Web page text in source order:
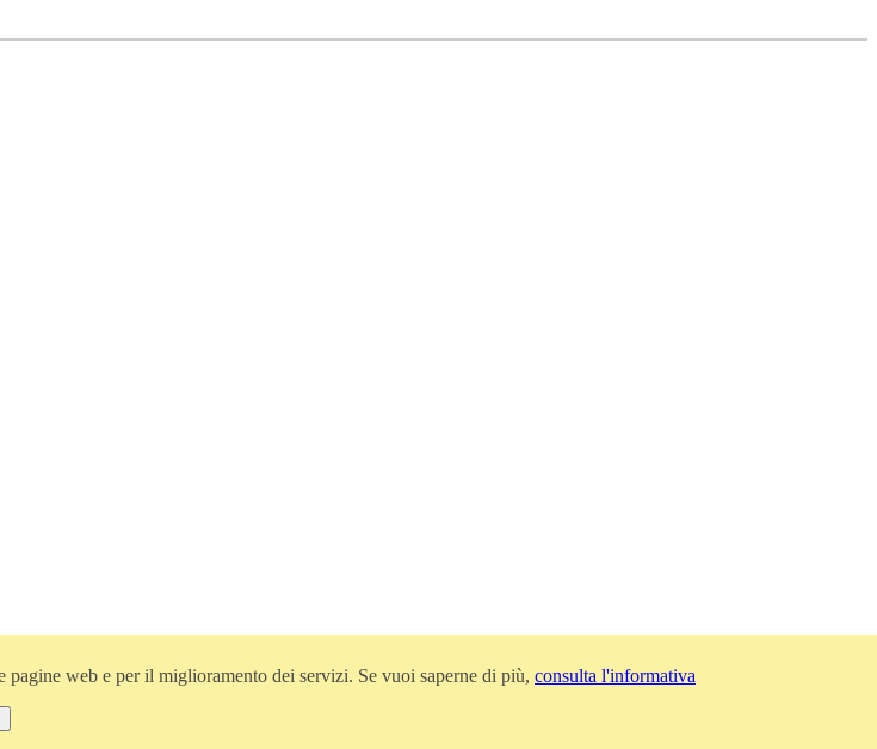
web e per il miglioramento dei servizi. Se vuoi saperne di più, consulta l'informativa